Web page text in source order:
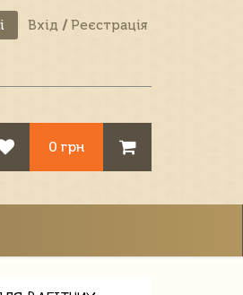
Вхід / Реєстрація
0 грн